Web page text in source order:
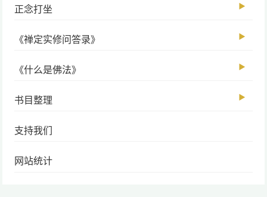
正念打坐 ▶
《禅定实修问答录》 ▶
《什么是佛法》 ▶
书目整理 ▶
支持我们
网站统计